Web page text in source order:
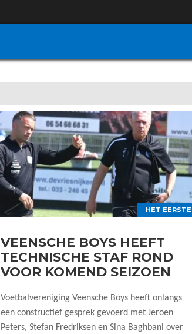
HET EERSTE
VEENSCHE BOYS HEEFT
TECHNISCHE STAF ROND
VOOR KOMEND SEIZOEN
Voetbalvereniging Veensche Boys heeft onlangs
een constructief gesprek gevoerd met Jeroen
Peters, Stefan Fredriksen en Sina Baghbani over